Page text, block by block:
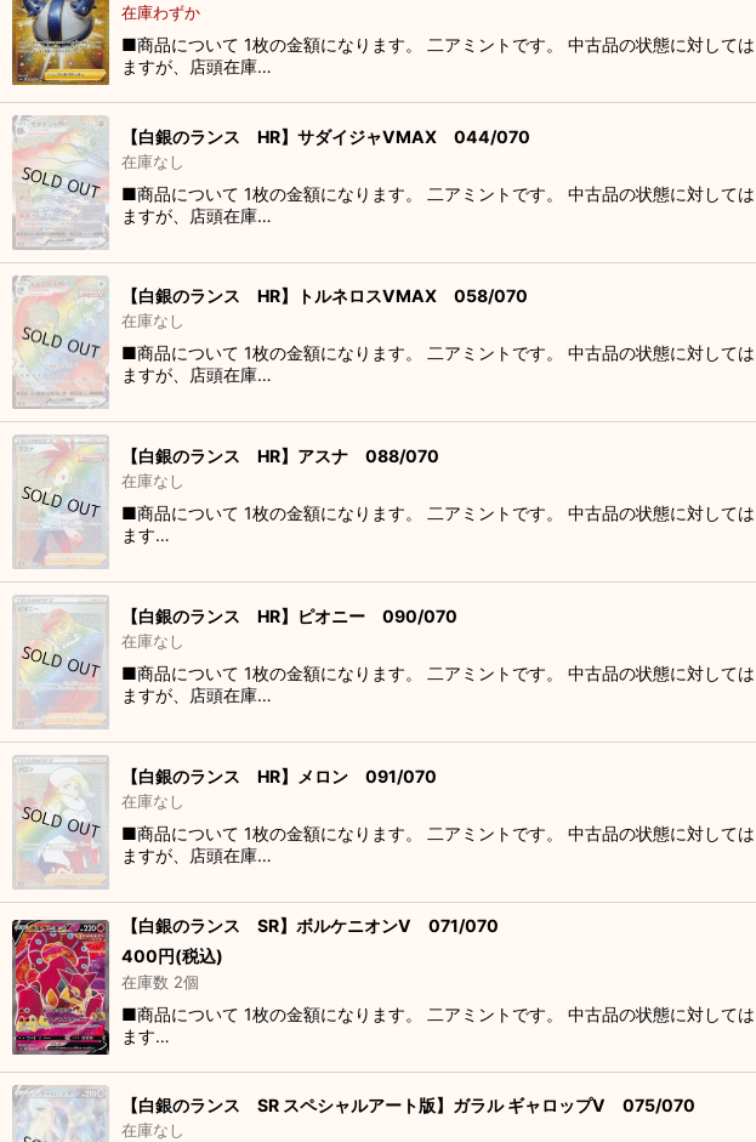
在庫わずか
■商品について 1枚の金額になります。 二アミントです。 中古品の状態に対して
ますが、店頭在庫…
【白銀のランス HR】サダイジャVMAX 044/070
在庫なし
■商品について 1枚の金額になります。 二アミントです。 中古品の状態に対して
ますが、店頭在庫…
【白銀のランス HR】トルネロスVMAX 058/070
在庫なし
■商品について 1枚の金額になります。 二アミントです。 中古品の状態に対して
ますが、店頭在庫…
【白銀のランス HR】アスナ 088/070
在庫なし
■商品について 1枚の金額になります。 二アミントです。 中古品の状態に対して
ます…
【白銀のランス HR】ピオニー 090/070
在庫なし
■商品について 1枚の金額になります。 二アミントです。 中古品の状態に対して
ますが、店頭在庫…
【白銀のランス HR】メロン 091/070
在庫なし
■商品について 1枚の金額になります。 二アミントです。 中古品の状態に対して
ますが、店頭在庫…
【白銀のランス SR】ボルケニオンV 071/070
400円(税込)
在庫数 2個
■商品について 1枚の金額になります。 二アミントです。 中古品の状態に対して
ます…
【白銀のランス SR スペシャルアート版】ガラル ギャロップV 075/070
在庫なし